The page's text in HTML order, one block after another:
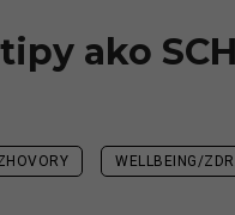
ako
WELLBEING/